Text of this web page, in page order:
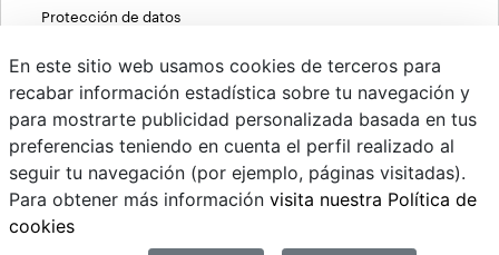
Protección de datos
MIFID
PSD2
Cambio de divisas
Sistema interno de información
En este sitio web usamos cookies de terceros para
recabar información estadística sobre tu navegación y
para mostrarte publicidad personalizada basada en tus
preferencias teniendo en cuenta el perfil realizado al
seguir tu navegación (por ejemplo, páginas visitadas).
Para obtener más información visita nuestra Política de
cookies